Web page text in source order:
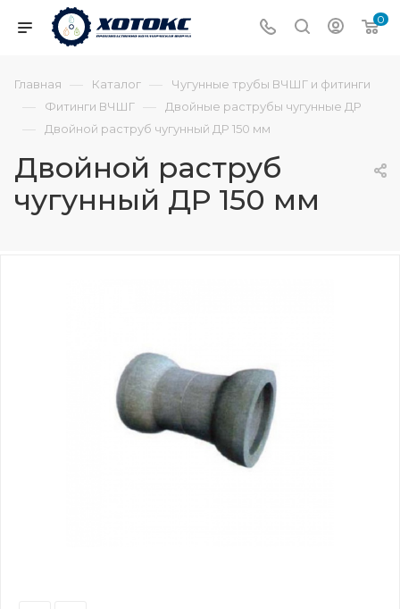
0
Главная — Каталог — Чугунные трубы ВЧШГ и фитинги
— Фитинги ВЧШГ — Двойные раструбы чугунные ДР
— Двойной раструб чугунный ДР 150 мм
Двойной раструб
чугунный ДР 150 мм